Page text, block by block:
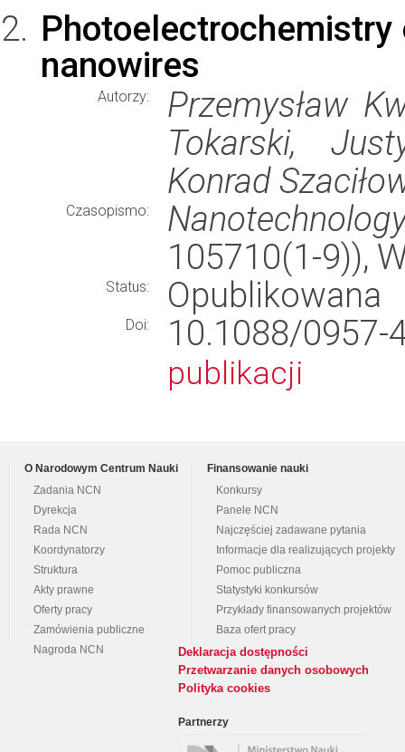
nanowires
Autorzy:
Przemysław
Tokarski,
Konrad
Czasopismo:
105710(1-9)),
Status: Opublikowana
Doi: 10.1088/
publikacji
O Narodowym Centrum Nauki
Zadania NCN
Dyrekcja
Rada NCN
Koordynatorzy
Struktura
Akty prawne
Oferty pracy
Zamówienia publiczne
Nagroda NCN
Finansowanie nauki
Konkursy
Panele NCN
Najczęściej zadawane pytania
Informacje dla realizujących projekty
Pomoc publiczna
Statystyki konkursów
Przykłady finansowanych projektów
Baza ofert pracy
Deklaracja dostępności
Przetwarzanie danych osobowych
Polityka cookies
Partnerzy